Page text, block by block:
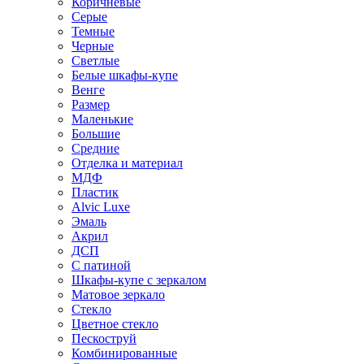
Серые
Темные
Черные
Светлые
Белые шкафы-купе
Венге
Размер
Маленькие
Большие
Средние
Отделка и материал
МДФ
Пластик
Alvic Luxe
Эмаль
Акрил
ДСП
С патиной
Шкафы-купе с зеркалом
Матовое зеркало
Стекло
Цветное стекло
Пескоструй
Комбинированные